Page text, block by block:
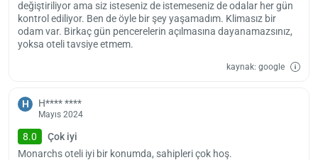
değiştiriliyor ama siz isteseniz de istemeseniz de odalar her gün
kontrol ediliyor. Ben de öyle bir şey yaşamadım. Klimasız bir
odam var. Birkaç gün pencerelerin açılmasına dayanamazsınız,
yoksa oteli tavsiye etmem.
kaynak: google
H H**** ****
Mayıs 2024
8.0
Çok iyi
Monarchs oteli iyi bir konumda, sahipleri çok hoş.